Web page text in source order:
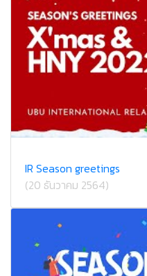
IR Season greetings
(20 ธันวาคม 2564)